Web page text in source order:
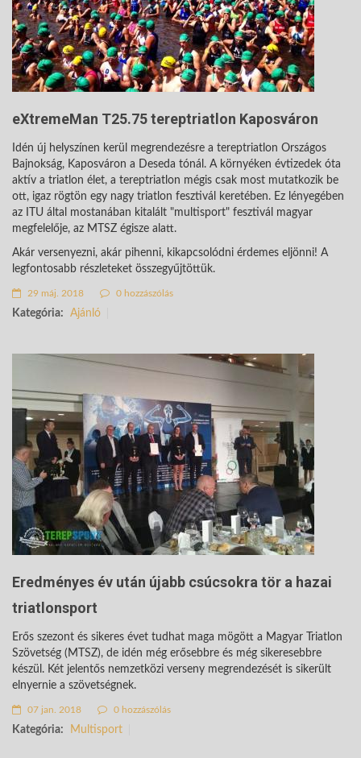
eXtremeMan T25.75 tereptriatlon Kaposváron
Idén új helyszínen kerül megrendezésre a tereptriatlon Országos
Bajnokság, Kaposváron a Deseda tónál. A környéken évtizedek óta
aktív a triatlon élet, a tereptriatlon mégis csak most mutatkozik be
ott, igaz rögtön egy nagy triatlon fesztivál keretében. Ez lényegében
az ITU által mostanában kitalált "multisport" fesztivál magyar
megfelelője, az MTSZ égisze alatt.
Akár versenyezni, akár pihenni, kikapcsolódni érdemes eljönni! A
legfontosabb részleteket összegyűjtöttük.
29 máj. 2018 0 hozzászólás
Kategória: Ajánló
Eredményes év után újabb csúcsokra tör a hazai
triatlonsport
Erős szezont és sikeres évet tudhat maga mögött a Magyar Triatlon
Szövetség (MTSZ), de idén még erősebbre és még sikeresebbre
készül. Két jelentős nemzetközi verseny megrendezését is sikerült
elnyernie a szövetségnek.
07 jan. 2018 0 hozzászólás
Kategória: Multisport